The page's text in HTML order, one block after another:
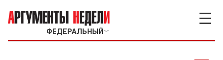
ФЕДЕРАЛЬНЫЙ ﹀
☰